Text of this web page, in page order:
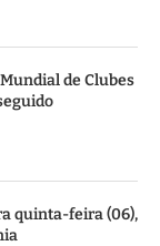
de Clubes
quinta-feira (06),